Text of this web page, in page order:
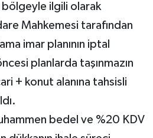
bölgeyle ilgili olarak
Mahkemesi tarafından
imar planının iptal
planlarda taşınmazın
+ konut alanına tahsisli
bedel ve %20 KDV